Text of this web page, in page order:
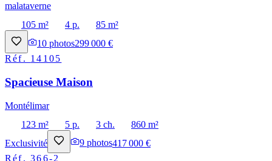
malataverne
105 m²
4 p.
85 m²
10 photos299 000 €
Réf. 14105
Spacieuse Maison
Montélimar
123 m²
5 p. 3 ch.
860 m²
Exclusivité
9 photos417 000 €
Réf.366-2